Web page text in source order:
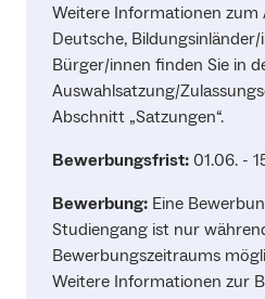
Weitere Informationen
Deutsche,
Bürger/innen finden Sie in
Auswahlsatzung/
Abschnitt „Satzungen“.
Bewerbungsfrist: 01.06. -
Bewerbung: Eine
Studiengang ist nur
Bewerbungszeitraums
Weitere Informationen zur